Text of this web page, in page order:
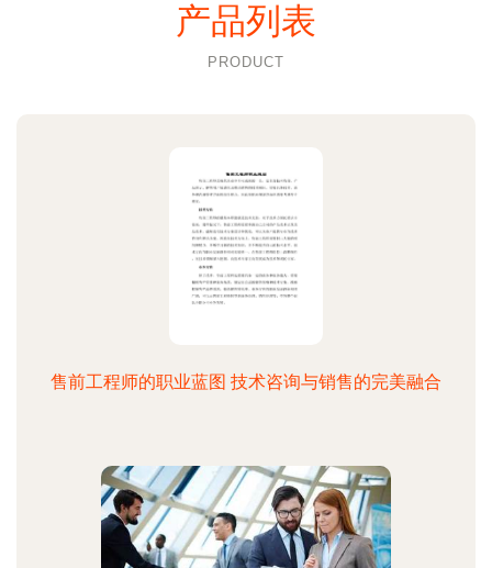
产品列表
PRODUCT
售前工程师的职业蓝图 技术咨询与销售的完美融合